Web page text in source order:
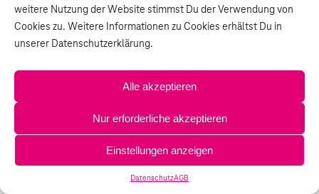
weitere Nutzung der Website stimmst Du der Verwendung von
Cookies zu. Weitere Informationen zu Cookies erhältst Du in
unserer Datenschutzerklärung.
Alle akzeptieren
Nur erforderliche akzeptieren
Einstellungen anzeigen
DatenschutzAGB